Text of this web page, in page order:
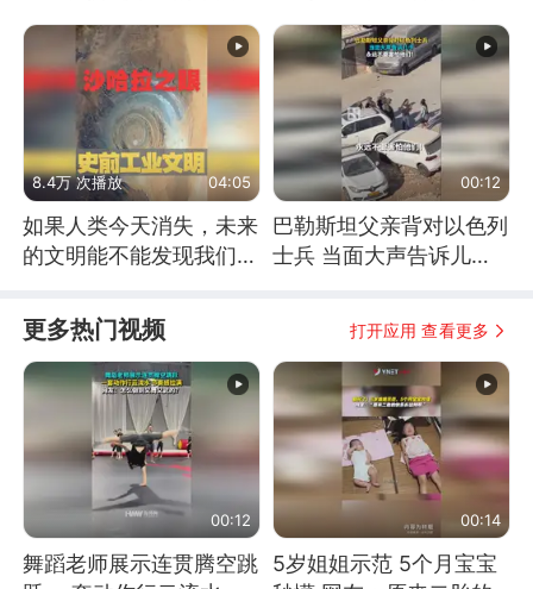
8.4万 次播放 04:05
如果人类今天消失，未来
的文明能不能发现我们存
00:12
巴勒斯坦父亲背对以色列
士兵 当面大声告诉儿
更多热门视频 打开应用 查看更多
00:12
舞蹈老师展示连贯腾空跳
00:14
5岁姐姐示范 5个月宝宝